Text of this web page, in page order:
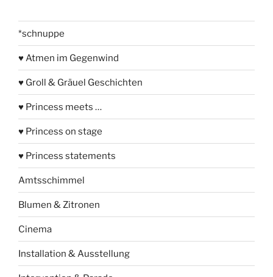
*schnuppe
♥ Atmen im Gegenwind
♥ Groll & Gräuel Geschichten
♥ Princess meets …
♥ Princess on stage
♥ Princess statements
Amtsschimmel
Blumen & Zitronen
Cinema
Installation & Ausstellung